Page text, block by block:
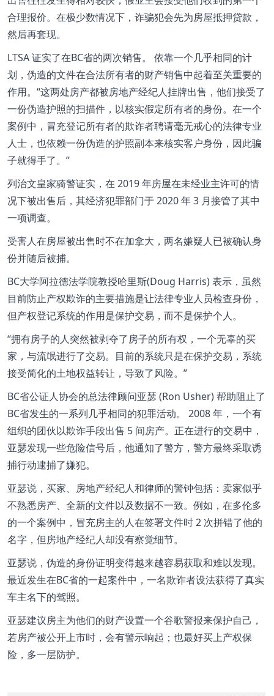
合理报价。在极少数情况下，诈骗犯会先为房屋抵押贷款，
然后再套现。
LTSA 证实了在BC省的两次销售。 依靠一个几乎相同的计
划，伪造的文件在合法所有者的财产销售中起着至关重要的
作用。“这两处房产都被房地产经纪人挂牌出售，他们接受了
一份伪造护照的扫描件，以核实假定所有者的身份。在一个
案例中，冒充登记所有者的欺诈者聘请毫无戒心的法律专业
人士，也依赖一份伪造的护照副本来核实客户身份，因此骗
子就得手了。”
列治文皇家骑警证实，在 2019 年房屋在未经业主许可的情
况下被出售后，其经济犯罪部门于 2020 年 3 月接管了其中
一项调查。
受害人在房屋被出售时不在加拿大，两名嫌疑人已被确认身
份并随后被捕。
BC大学阿拉德法学院教授哈里斯(Doug Harris) 表示，虽然
目前防止产权欺诈的主要措施是让法律专业人员检查身份，
但产权登记系统的作用是保护交易，而不是保护个人。
“拥有房子的人突然被剥夺了房子的所有权，一个无辜的买
家，与流氓进行了交易。目前的系统只是在保护交易，系统
接受简化的土地权益转让，导致了风险。”
BC省公证人协会的总法律顾问亚瑟 (Ron Usher) 帮助阻止了
BC省发生的一系列几乎相同的犯罪活动。 2008 年，一个有
组织的团伙以欺诈手段出售 5 间房产。正在进行的交易中，
亚瑟发现一些危险信号后，他通知了警方，警方最终采取诱
捕行动逮捕了嫌犯。
亚瑟说，买家、房地产经纪人和律师的警钟包括：卖家似乎
不熟悉房产、全新的文件以及数据不一致。例如，在多伦多
的一个案例中，冒充房主的人在签署文件时 2 次拼错了他的
名字，但房地产经纪人却没有察觉细节。
亚瑟说，伪造的身份证明变得越来越容易获取和难以发现。
最近发生在BC省的一起案件中，一名欺诈者设法获得了真实
车主名下的驾照。
亚瑟建议房主为他们的财产设置一个谷歌警报来保护自己，
若房产被公开上市时，会有警示响起；也最好买上产权保
险，多一层防护。